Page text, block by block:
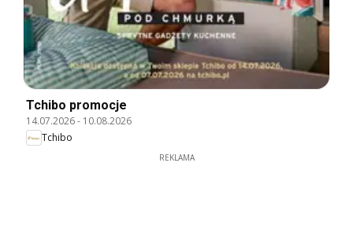
Tchibo promocje
14.07.2026- 10.08.2026
Tchibo
REKLAMA